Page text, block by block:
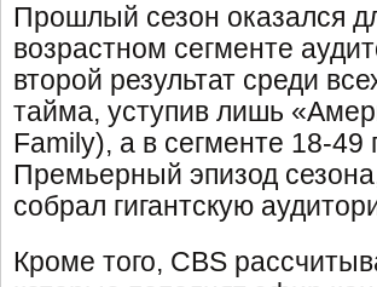
Прошлый сезон оказался
возрастном сегменте
второй результат среди
тайма, уступив лишь
Family), а в сегменте 18-49
Премьерный эпизод
собрал гигантскую
Кроме того, CBS